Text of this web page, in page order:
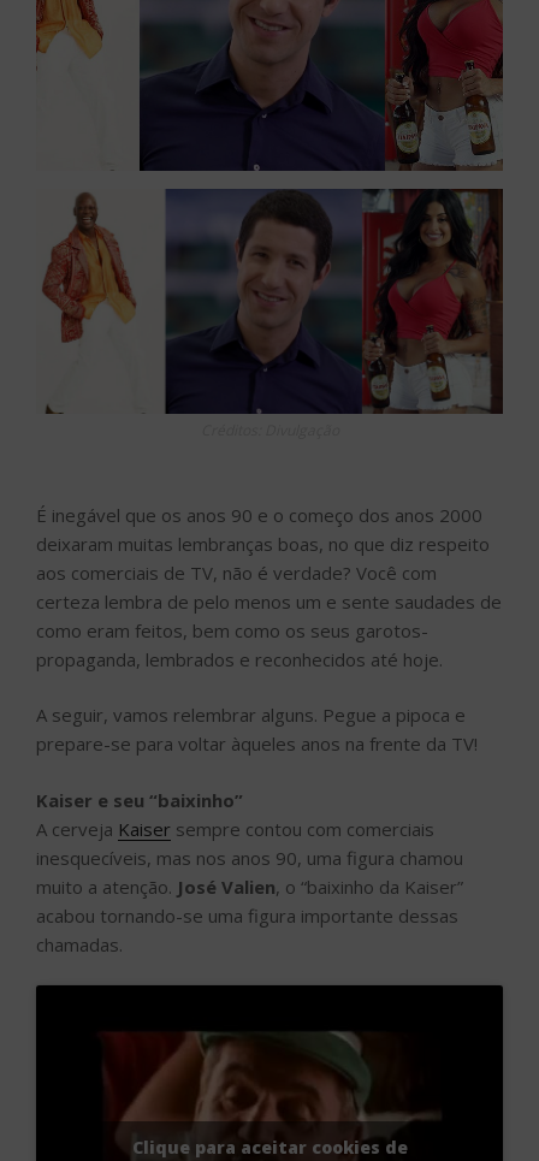
É inegável que os anos 90 e o começo dos anos 2000
deixaram muitas lembranças boas, no que diz respeito
aos comerciais de TV, não é verdade? Você com
certeza lembra de pelo menos um e sente saudades de
como eram feitos, bem como os seus garotos-
propaganda, lembrados e reconhecidos até hoje.
A seguir, vamos relembrar alguns. Pegue a pipoca e
prepare-se para voltar àqueles anos na frente da TV!
Kaiser e seu “baixinho”
A cerveja Kaiser sempre contou com comerciais
inesquecíveis, mas nos anos 90, uma figura chamou
muito a atenção. José Valien, o “baixinho da Kaiser”
acabou tornando-se uma figura importante dessas
chamadas.
Clique para aceitar cookies de